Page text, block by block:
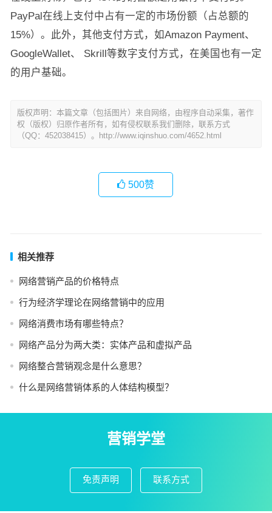
PayPal在线上支付中占有一定的市场份额（占总额的
15%）。此外，其他支付方式，如Amazon Payment、
GoogleWallet、 Skrill等数字支付方式，在美国也有一定
的用户基础。
版权声明：本篇文章（包括图片）来自网络，由程序自动采集，著作
权（版权）归原作者所有，如有侵权联系我们删除，联系方式
（QQ：452038415）。http://www.iqinshuo.com/4652.html
500赞
相关推荐
网络营销产品的价格特点
行为经济学理论在网络营销中的应用
网络消费市场有哪些特点？
网络产品分为两大类：实体产品和虚拟产品
网络整合营销观念是什么意思？
什么是网络营销体系的人体结构模型？
营销学堂
免责声明 联系方式